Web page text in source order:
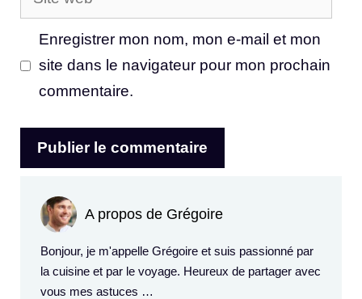
web
Enregistrer mon nom, mon e-mail et mon
site dans le navigateur pour mon prochain
commentaire.
A propos de Grégoire
Bonjour, je m'appelle Grégoire et suis passionné par
la cuisine et par le voyage. Heureux de partager avec
vous mes astuces …